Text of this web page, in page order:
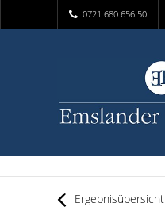
0721 680 656 50
Ergebnisübersicht